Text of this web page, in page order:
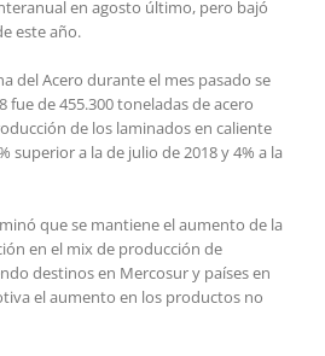
en agosto último, pero bajó
este año.
del Acero durante el mes pasado se
fue de 455.300 toneladas de acero
de los laminados en caliente
superior a la de julio de 2018 y 4% a la
que se mantiene el aumento de la
en el mix de producción de
destinos en Mercosur y países en
el aumento en los productos no